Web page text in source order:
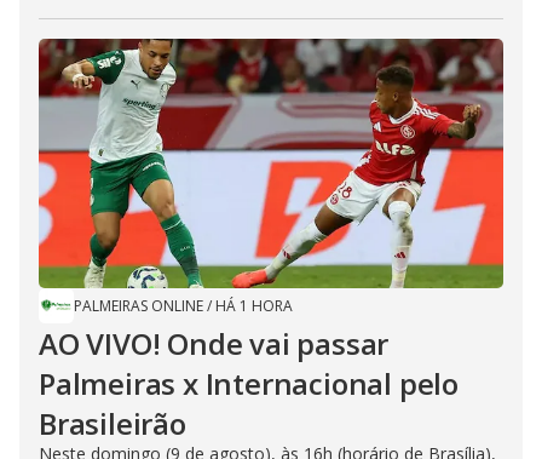
PALMEIRAS ONLINE/ HÁ 1 HORA
AO VIVO! Onde vai passar
Palmeiras x Internacional pelo
Brasileirão
Neste domingo (9 de agosto), às 16h (horário de Brasília),